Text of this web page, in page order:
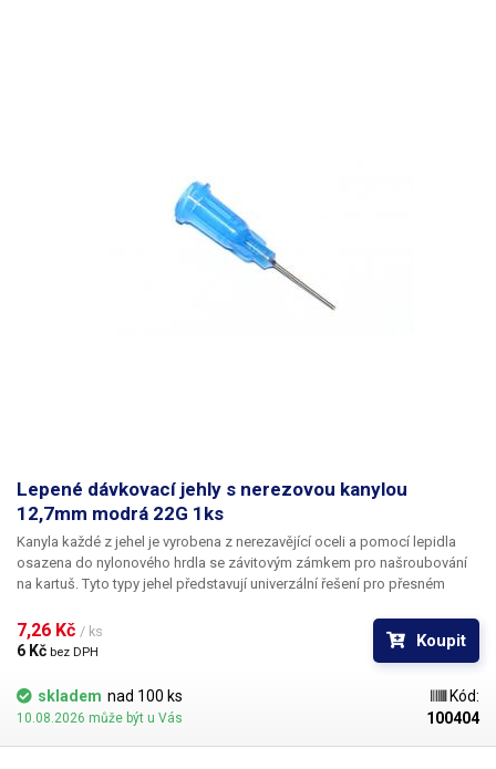
Lepené dávkovací jehly s nerezovou kanylou
12,7mm modrá 22G 1ks
Kanyla každé z jehel je vyrobena z nerezavějící oceli a pomocí lepidla
osazena do nylonového hrdla se závitovým zámkem pro našroubování
na kartuš. Tyto typy jehel představují univerzální řešení pro přesném
silikony, epoxidy, lepidla... Každá z jehel je vybavena dvojitým závitem a
zámkovým systémem ke spolehlivému a rychlému uchycení
7,26 Kč / ks
6 Kč bez DPH
Koupit
skladem nad 100 ks
10.08.2026 může být u Vás
Kód:
100404